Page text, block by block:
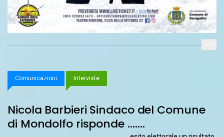
Comunicazioni Interviste
Nicola Barbieri Sindaco del Comune
di Mondolfo risponde …….